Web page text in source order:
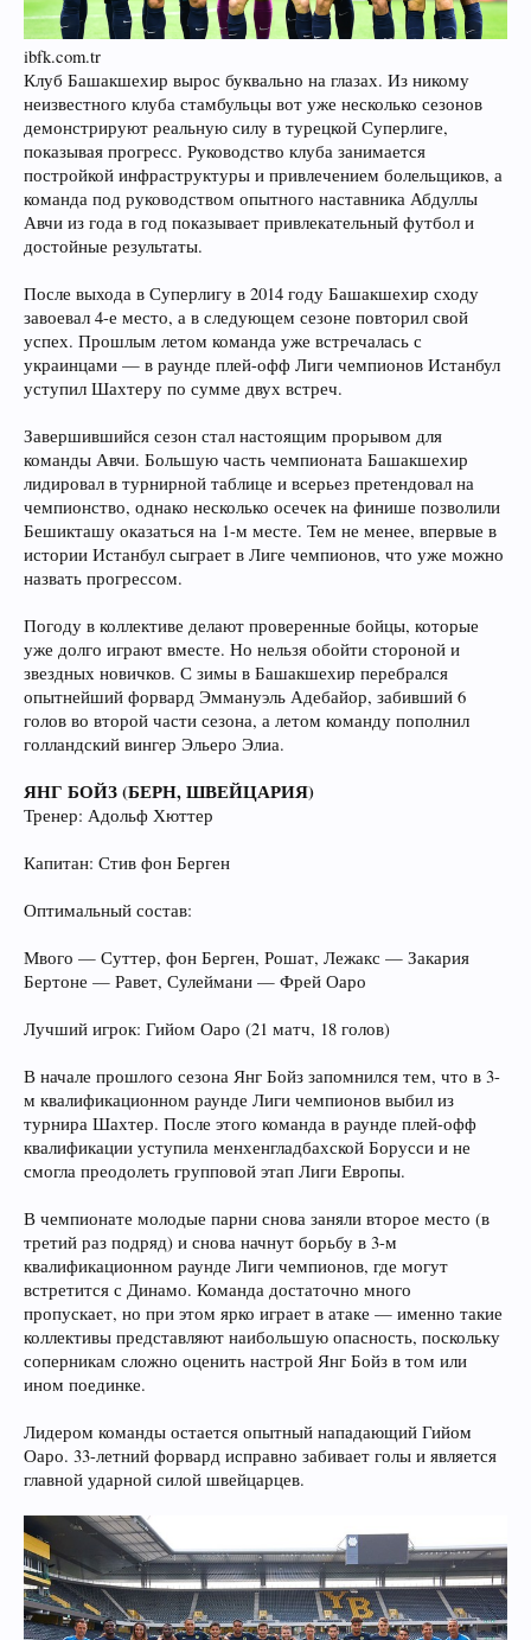
ibfk.com.tr
Клуб Башакшехир вырос буквально на глазах. Из никому
неизвестного клуба стамбульцы вот уже несколько сезонов
демонстрируют реальную силу в турецкой Суперлиге,
показывая прогресс. Руководство клуба занимается
постройкой инфраструктуры и привлечением болельщиков, а
команда под руководством опытного наставника Абдуллы
Авчи из года в год показывает привлекательный футбол и
достойные результаты.
После выхода в Суперлигу в 2014 году Башакшехир сходу
завоевал 4-е место, а в следующем сезоне повторил свой
успех. Прошлым летом команда уже встречалась с
украинцами — в раунде плей-офф Лиги чемпионов Истанбул
уступил Шахтеру по сумме двух встреч.
Завершившийся сезон стал настоящим прорывом для
команды Авчи. Большую часть чемпионата Башакшехир
лидировал в турнирной таблице и всерьез претендовал на
чемпионство, однако несколько осечек на финише позволили
Бешикташу оказаться на 1-м месте. Тем не менее, впервые в
истории Истанбул сыграет в Лиге чемпионов, что уже можно
назвать прогрессом.
Погоду в коллективе делают проверенные бойцы, которые
уже долго играют вместе. Но нельзя обойти стороной и
звездных новичков. С зимы в Башакшехир перебрался
опытнейший форвард Эммануэль Адебайор, забивший 6
голов во второй части сезона, а летом команду пополнил
голландский вингер Эльеро Элиа.
ЯНГ БОЙЗ (БЕРН, ШВЕЙЦАРИЯ)
Тренер: Адольф Хюттер
Капитан: Стив фон Берген
Оптимальный состав:
Мвого — Суттер, фон Берген, Рошат, Лежакс — Закария
Бертоне — Равет, Сулеймани — Фрей Оаро
Лучший игрок: Гийом Оаро (21 матч, 18 голов)
В начале прошлого сезона Янг Бойз запомнился тем, что в 3-
м квалификационном раунде Лиги чемпионов выбил из
турнира Шахтер. После этого команда в раунде плей-офф
квалификации уступила менхенгладбахской Борусси и не
смогла преодолеть групповой этап Лиги Европы.
В чемпионате молодые парни снова заняли второе место (в
третий раз подряд) и снова начнут борьбу в 3-м
квалификационном раунде Лиги чемпионов, где могут
встретится с Динамо. Команда достаточно много
пропускает, но при этом ярко играет в атаке — именно такие
коллективы представляют наибольшую опасность, поскольку
соперникам сложно оценить настрой Янг Бойз в том или
ином поединке.
Лидером команды остается опытный нападающий Гийом
Оаро. 33-летний форвард исправно забивает голы и является
главной ударной силой швейцарцев.